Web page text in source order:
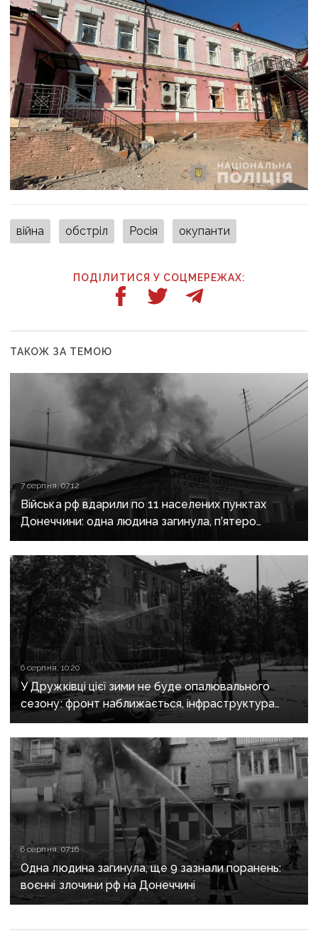
війна обстріл Росія окупанти
ПОДІЛИТИСЯ У СОЦМЕРЕЖАХ:
ТАКОЖ ЗА ТЕМОЮ
7 серпня, 07:12
Війська рф вдарили по 11 населених пунктах
Донеччини: одна людина загинула, п’ятеро
поранені
6 серпня, 10:20
У Дружківці цієї зими не буде опалювального
сезону: фронт наближається, інфраструктура
критично зруйнована
6 серпня, 07:16
Одна людина загинула, ще 9 зазнали поранень:
воєнні злочини рф на Донеччині